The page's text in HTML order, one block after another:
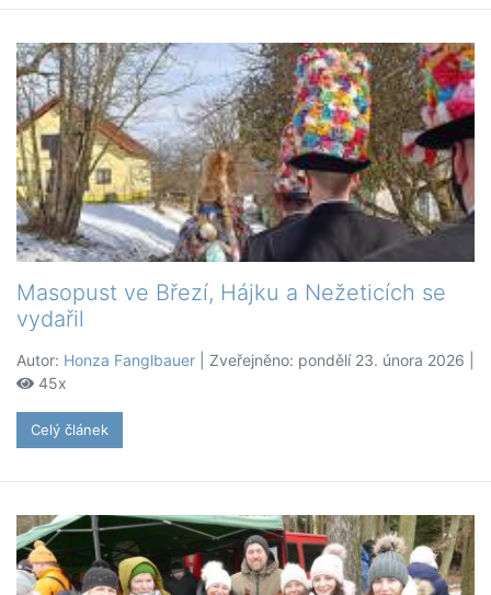
Masopust ve Březí, Hájku a Nežeticích se
vydařil
Autor: Honza Fanglbauer | Zveřejněno: pondělí 23. února 2026 |
45x
Celý článek